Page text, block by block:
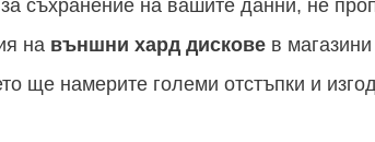
съхранение на вашите данни, не
на външни хард дискове в магазини
ще намерите големи отстъпки и